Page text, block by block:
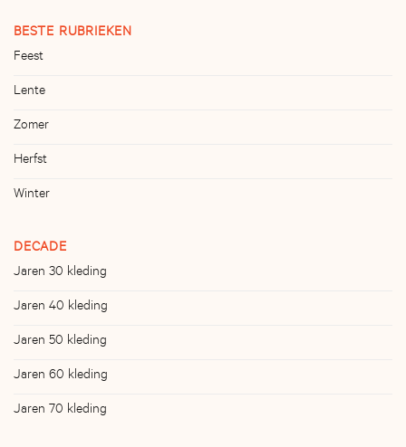
BESTE RUBRIEKEN
Feest
Lente
Zomer
Herfst
Winter
DECADE
Jaren 30 kleding
Jaren 40 kleding
Jaren 50 kleding
Jaren 60 kleding
Jaren 70 kleding